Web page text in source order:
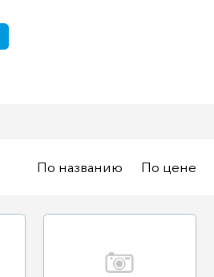
По названию По цене